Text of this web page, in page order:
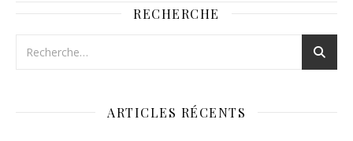
RECHERCHE
ARTICLES RÉCENTS